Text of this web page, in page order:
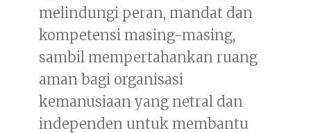
melindungi peran, mandat dan
kompetensi masing-masing,
sambil mempertahankan ruang
aman bagi organisasi
kemanusiaan yang netral dan
independen untuk membantu